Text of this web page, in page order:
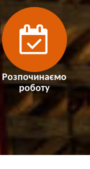
Розпочинаємо
роботу